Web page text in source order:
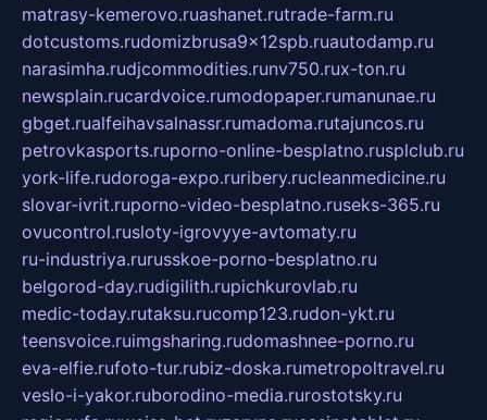
matrasy-kemerovo.ruashanet.rutrade-farm.ru
dotcustoms.rudomizbrusa9x12spb.ruautodamp.ru
narasimha.rudjcommodities.runv750.rux-ton.ru
newsplain.rucardvoice.rumodopaper.rumanunae.ru
gbget.rualfeihavsalnassr.rumadoma.rutajuncos.ru
petrovkasports.ruporno-online-besplatno.rusplclub.ru
york-life.rudoroga-expo.ruribery.rucleanmedicine.ru
slovar-ivrit.ruporno-video-besplatno.ruseks-365.ru
ovucontrol.rusloty-igrovyye-avtomaty.ru
ru-industriya.rurusskoe-porno-besplatno.ru
belgorod-day.rudigilith.rupichkurovlab.ru
medic-today.rutaksu.rucomp123.rudon-ykt.ru
teensvoice.ruimgsharing.rudomashnee-porno.ru
eva-elfie.rufoto-tur.rubiz-doska.rumetropoltravel.ru
veslo-i-yakor.ruborodino-media.rurostotsky.ru